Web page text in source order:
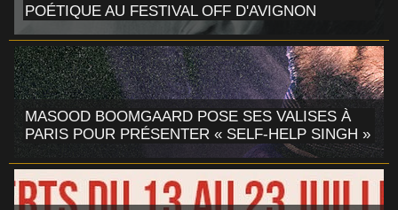
POÉTIQUE AU FESTIVAL OFF D'AVIGNON
MASOOD BOOMGAARD POSE SES VALISES À
PARIS POUR PRÉSENTER « SELF-HELP SINGH »